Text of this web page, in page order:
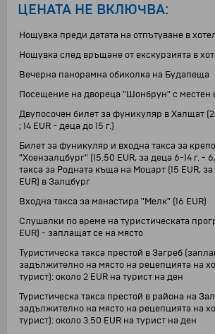
ЦЕНАТА НЕ ВКЛЮЧВА:
Нощувка преди датата на отпътуване в
Нощувка след връщане от екскурзията в
Вечерна панорамна обиколка на Будапеща
Посещение на двореца "Шонбрун" с местен
Двупосочен билет за фуникуляр в Халщат
; 14 EUR - деца до 15 г.)
Билет за фуникуляр и входна такса за
"Хоензалцбург" (15.50 EUR, за деца 6-14 г. -
такса за Родната къща на Моцарт (15 EUR,
EUR) в Залцбург
Входна такса за манастира "Мелк" (16 EUR)
Слушалки по време на туристическата
EUR) - заплащат се на място
Туристическа такса престой в Загреб
задължително на място на рецепцията на
турист): около 2 EUR на турист на ден
Туристическа такса престой в района на
задължително на място на рецепцията на
турист): около 3.50 EUR на турист на ден